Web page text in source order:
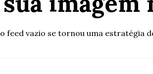
feed vazio se tornou uma estratégia